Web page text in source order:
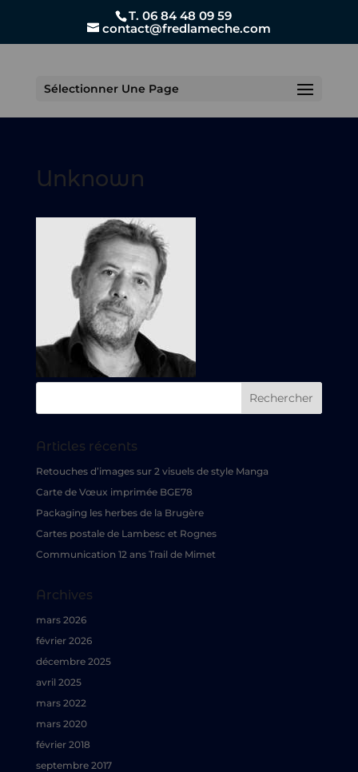
T. 06 84 48 09 59
contact@fredlameche.com
Sélectionner Une Page
Unknown
Articles récents
Retouches d’images sur 2 visuels de style Manga
Carte de Vœux imprimée BGE78
Packaging les herbes de la Brugère
Cartes postale de Lambesc et Rognes
Communication 12 ans Trail de Mimet
Archives
mars 2026
février 2026
décembre 2025
avril 2025
mars 2022
mars 2020
février 2018
septembre 2017